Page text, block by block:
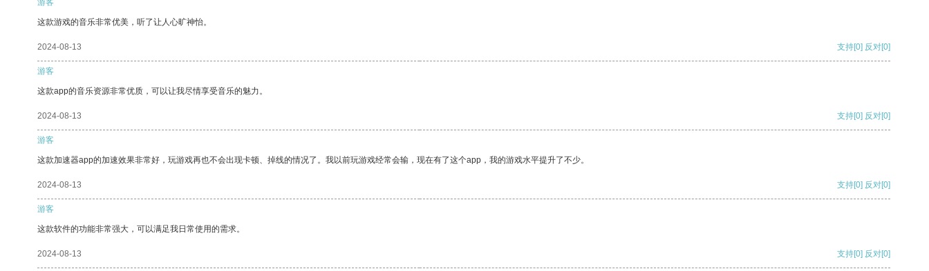
游客
这款游戏的音乐非常优美，听了让人心旷神怡。
2024-08-13 支持[0] 反对[0]
游客
这款app的音乐资源非常优质，可以让我尽情享受音乐的魅力。
2024-08-13 支持[0] 反对[0]
游客
这款加速器app的加速效果非常好，玩游戏再也不会出现卡顿、掉线的情况了。我以前玩游戏经常会输，现在有了这个app，我的游戏水平提升了不少。
2024-08-13 支持[0] 反对[0]
游客
这款软件的功能非常强大，可以满足我日常使用的需求。
2024-08-13 支持[0] 反对[0]